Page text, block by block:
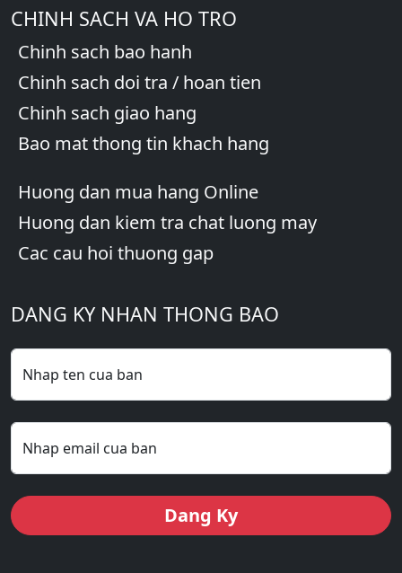
CHINH SACH VA HO TRO
Chinh sach bao hanh
Chinh sach doi tra / hoan tien
Chinh sach giao hang
Bao mat thong tin khach hang
Huong dan mua hang Online
Huong dan kiem tra chat luong may
Cac cau hoi thuong gap
DANG KY NHAN THONG BAO
Nhap ten cua ban
Nhap email cua ban
Dang Ky